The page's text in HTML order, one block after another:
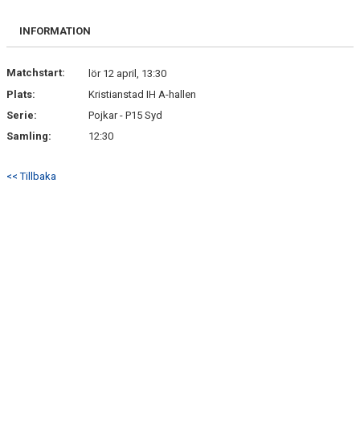
BILDGALLERI
KONTAKT
MATCHER
INFORMATION
Matchstart:
lör 12 april, 13:30
Plats:
Kristianstad IH A-hallen
Serie:
Pojkar - P15 Syd
Samling:
12:30
<< Tillbaka